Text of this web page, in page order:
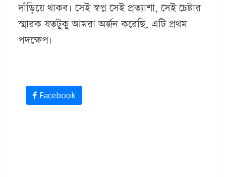
দাঁড়িয়ে থাকব। সেই স্বপ্ন সেই প্রত্যাশা, সেই চেষ্টার
স্মারক যতটুকু আমরা অর্জন করেছি, এটি প্রথম
পদক্ষেপ।
Facebook